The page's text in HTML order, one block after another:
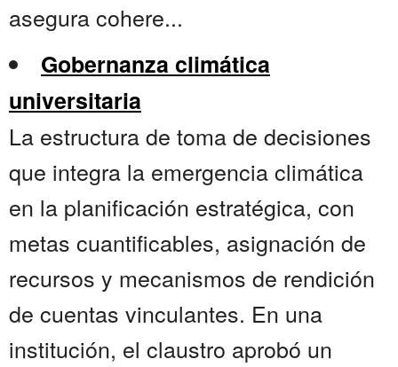
asegura cohere...
Gobernanza climática
universitaria
La estructura de toma de decisiones
que integra la emergencia climática
en la planificación estratégica, con
metas cuantificables, asignación de
recursos y mecanismos de rendición
de cuentas vinculantes. En una
institución, el claustro aprobó un